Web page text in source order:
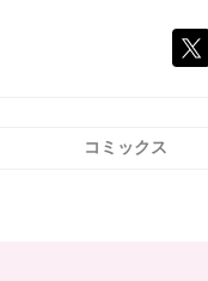
コミックス